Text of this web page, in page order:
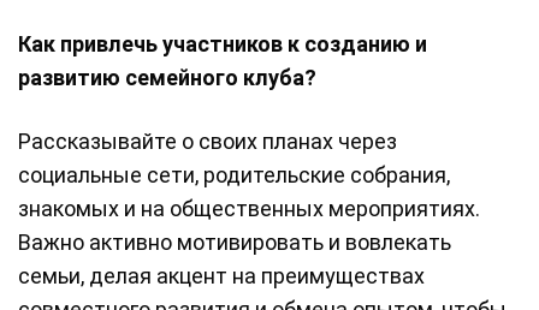
Как привлечь участников к созданию и
развитию семейного клуба?
Рассказывайте о своих планах через
социальные сети, родительские собрания,
знакомых и на общественных мероприятиях.
Важно активно мотивировать и вовлекать
семьи, делая акцент на преимуществах